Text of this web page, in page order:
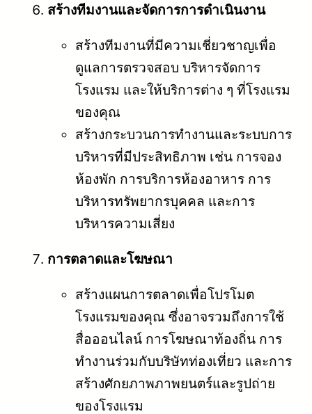
สร้างทีมงานและจัดการการดำเนินงาน
สร้างทีมงานที่มีความเชี่ยวชาญเพื่อ
ดูแลการตรวจสอบ บริหารจัดการ
โรงแรม และให้บริการต่าง ๆ ที่โรงแรม
ของคุณ
สร้างกระบวนการทำงานและระบบการ
บริหารที่มีประสิทธิภาพ เช่น การจอง
ห้องพัก การบริการห้องอาหาร การ
บริหารทรัพยากรบุคคล และการ
บริหารความเสี่ยง
การตลาดและโฆษณา
สร้างแผนการตลาดเพื่อโปรโมต
โรงแรมของคุณ ซึ่งอาจรวมถึงการใช้
สื่อออนไลน์ การโฆษณาท้องถิ่น การ
ทำงานร่วมกับบริษัทท่องเที่ยว และการ
สร้างศักยภาพภาพยนตร์และรูปถ่าย
ของโรงแรม